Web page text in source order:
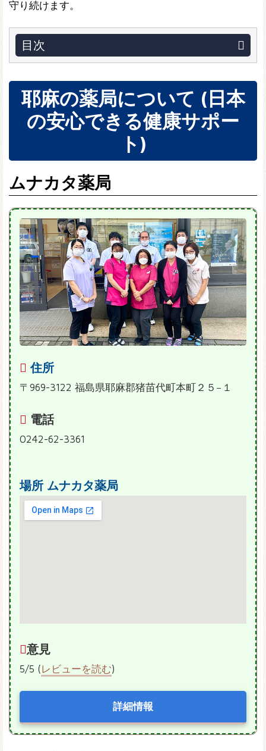
守り続けます。
目次
耶麻の薬局について (日本
の安心できる健康サポー
ト)
ムナカタ薬局
住所
〒969-3122 福島県耶麻郡猪苗代町本町２５−１
電話
0242-62-3361
場所 ムナカタ薬局
意見
5/5 (レビューを読む)
詳細情報